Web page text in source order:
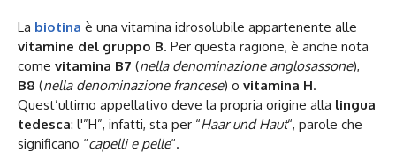
La biotina è una vitamina idrosolubile appartenente alle
vitamine del gruppo B. Per questa ragione, è anche nota
come vitamina B7 (nella denominazione anglosassone),
B8 (nella denominazione francese) o vitamina H.
Quest’ultimo appellativo deve la propria origine alla lingua
tedesca: l'”H”, infatti, sta per “Haar und Haut“, parole che
significano “capelli e pelle“.